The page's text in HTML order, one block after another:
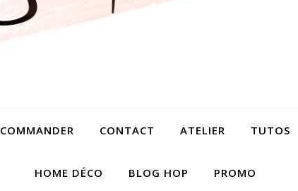
COMMANDER CONTACT ATELIER TUTOS
HOME DÉCO BLOG HOP PROMO